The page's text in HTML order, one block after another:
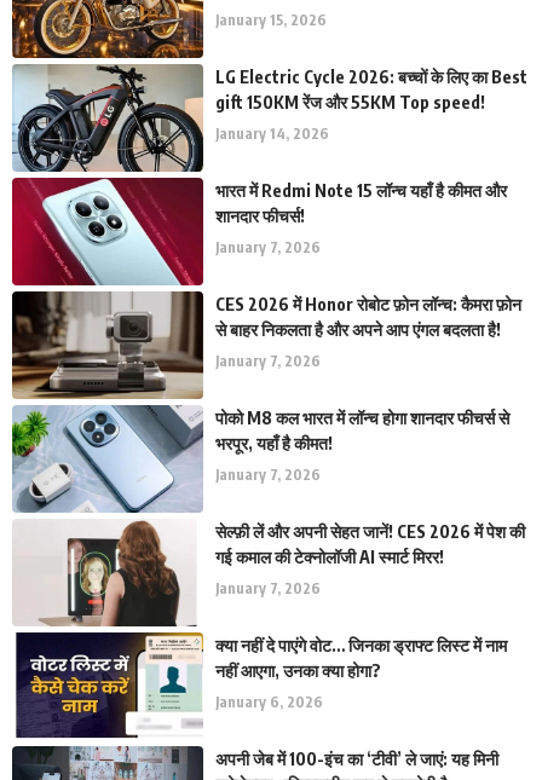
January 15, 2026
LG Electric Cycle 2026: बच्चों के लिए का Best
gift 150KM रेंज और 55KM Top speed!
January 14, 2026
भारत में Redmi Note 15 लॉन्च यहाँ है कीमत और
शानदार फीचर्स!
January 7, 2026
CES 2026 में Honor रोबोट फ़ोन लॉन्च: कैमरा फ़ोन
से बाहर निकलता है और अपने आप एंगल बदलता है!
January 7, 2026
पोको M8 कल भारत में लॉन्च होगा शानदार फीचर्स से
भरपूर, यहाँ है कीमत!
January 7, 2026
सेल्फ़ी लें और अपनी सेहत जानें! CES 2026 में पेश की
गई कमाल की टेक्नोलॉजी AI स्मार्ट मिरर!
January 7, 2026
क्या नहीं दे पाएंगे वोट… जिनका ड्राफ्ट लिस्ट में नाम
नहीं आएगा, उनका क्या होगा?
January 6, 2026
अपनी जेब में 100-इंच का ‘टीवी’ ले जाएं: यह मिनी